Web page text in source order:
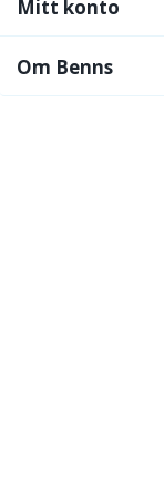
Mitt konto
Om Benns